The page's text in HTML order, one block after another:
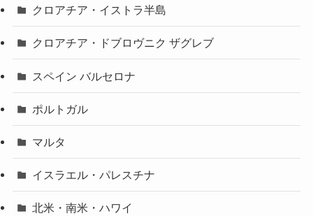
クロアチア・イストラ半島
クロアチア・ドブロヴニク ザグレブ
スペイン バルセロナ
ポルトガル
マルタ
イスラエル・パレスチナ
北米・南米・ハワイ